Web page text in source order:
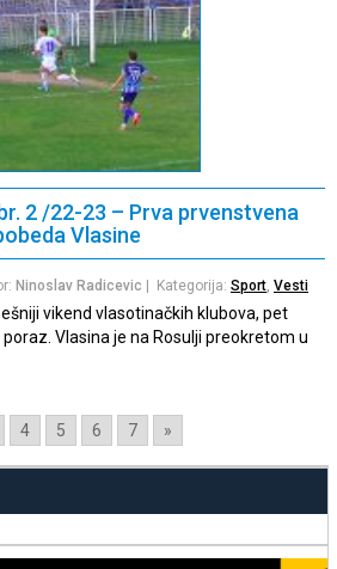
2 /22-23 – Prva prvenstvena
Vlasine
Ninoslav Radicevic | Kategorija: Sport Vesti
vikend vlasotinačkih klubova, pet
Vlasina je na Rosulji preokretom u
4 5 6 7 »